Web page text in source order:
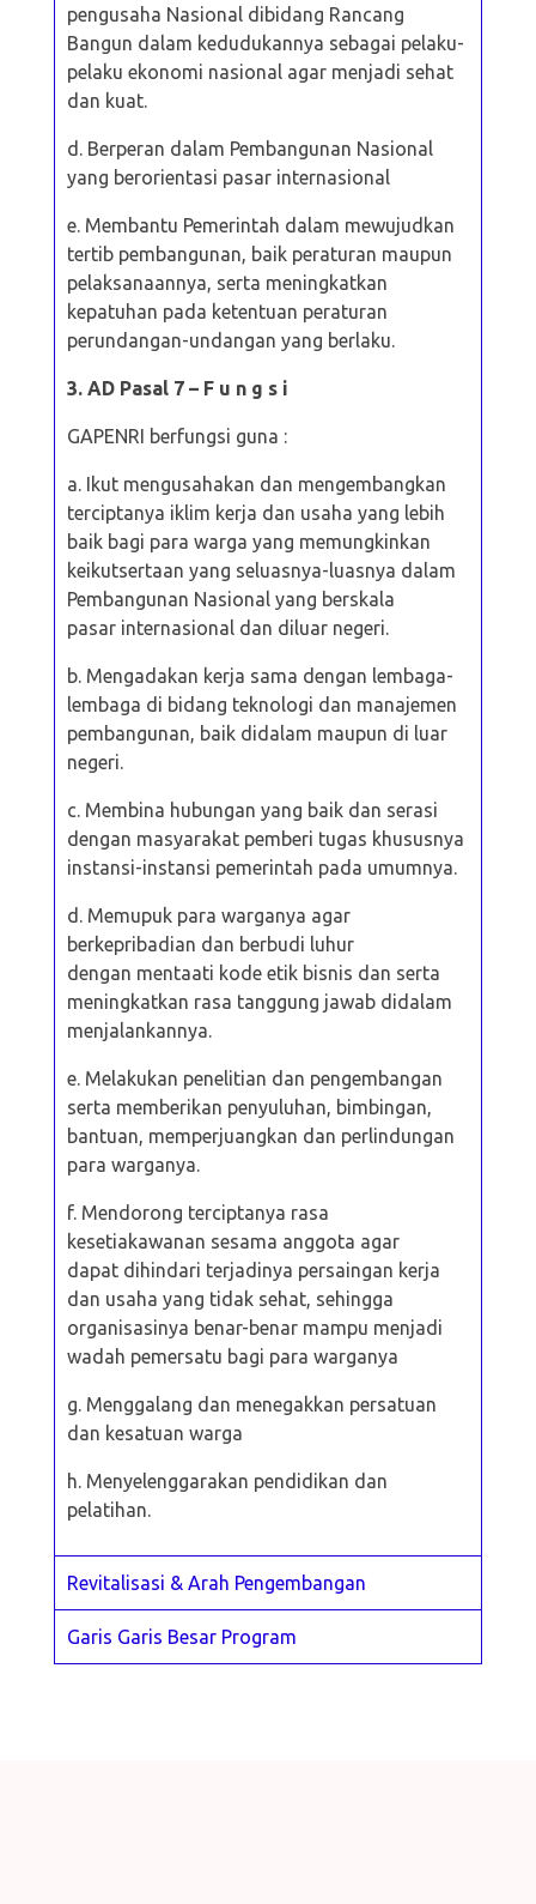
pengusaha Nasional dibidang Rancang
Bangun dalam kedudukannya sebagai pelaku-
pelaku ekonomi nasional agar menjadi sehat
dan kuat.
d. Berperan dalam Pembangunan Nasional
yang berorientasi pasar internasional
e. Membantu Pemerintah dalam mewujudkan
tertib pembangunan, baik peraturan maupun
pelaksanaannya, serta meningkatkan
kepatuhan pada ketentuan peraturan
perundangan-undangan yang berlaku.
3. AD Pasal 7 – F u n g s i
GAPENRI berfungsi guna :
a. Ikut mengusahakan dan mengembangkan
terciptanya iklim kerja dan usaha yang lebih
baik bagi para warga yang memungkinkan
keikutsertaan yang seluasnya-luasnya dalam
Pembangunan Nasional yang berskala
pasar internasional dan diluar negeri.
b. Mengadakan kerja sama dengan lembaga-
lembaga di bidang teknologi dan manajemen
pembangunan, baik didalam maupun di luar
negeri.
c. Membina hubungan yang baik dan serasi
dengan masyarakat pemberi tugas khususnya
instansi-instansi pemerintah pada umumnya.
d. Memupuk para warganya agar
berkepribadian dan berbudi luhur
dengan mentaati kode etik bisnis dan serta
meningkatkan rasa tanggung jawab didalam
menjalankannya.
e. Melakukan penelitian dan pengembangan
serta memberikan penyuluhan, bimbingan,
bantuan, memperjuangkan dan perlindungan
para warganya.
f. Mendorong terciptanya rasa
kesetiakawanan sesama anggota agar
dapat dihindari terjadinya persaingan kerja
dan usaha yang tidak sehat, sehingga
organisasinya benar-benar mampu menjadi
wadah pemersatu bagi para warganya
g. Menggalang dan menegakkan persatuan
dan kesatuan warga
h. Menyelenggarakan pendidikan dan
pelatihan.
Revitalisasi & Arah Pengembangan
Garis Garis Besar Program